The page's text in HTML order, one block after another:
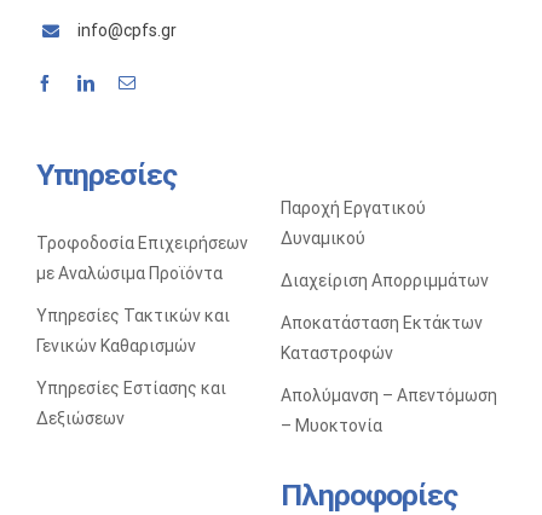
info@cpfs.gr
Υπηρεσίες
Τροφοδοσία Επιχειρήσεων
με Αναλώσιμα Προϊόντα
Υπηρεσίες Τακτικών και
Γενικών Καθαρισμών
Υπηρεσίες Εστίασης και
Δεξιώσεων
Παροχή Εργατικού
Δυναμικού
Διαχείριση Απορριμμάτων
Αποκατάσταση Eκτάκτων
Kαταστροφών
Απολύμανση – Απεντόμωση
– Μυοκτονία
Πληροφορίες